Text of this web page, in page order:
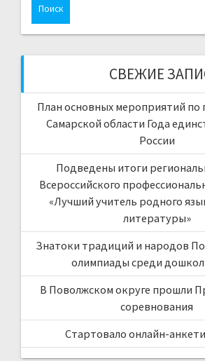
СВЕЖИЕ
План основных мероприятий
Самарской области Года
России
Подведены итоги
Всероссийского
«Лучший учитель родного
литературы»
Знатоки традиций и народов
олимпиады среди
В Поволжском округе прошли
соревнования
Стартовало онлайн-